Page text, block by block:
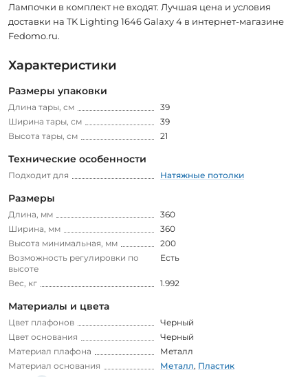
Лампочки в комплект не входят. Лучшая цена и условия
доставки на TK Lighting 1646 Galaxy 4 в интернет-магазине
Fedomo.ru.
Характеристики
Размеры упаковки
Длина тары, см
39
Ширина тары, см
39
Высота тары, см
21
Технические особенности
Подходит для Натяжные потолки
Размеры
Длина, мм
360
Ширина, мм
360
Высота минимальная, мм
200
Возможность регулировки по
высоте
Есть
Вес, кг 1.992
Материалы и цвета
Цвет плафонов
Черный
Цвет основания
Черный
Материал плафона
Металл
Материал основания
Металл, Пластик